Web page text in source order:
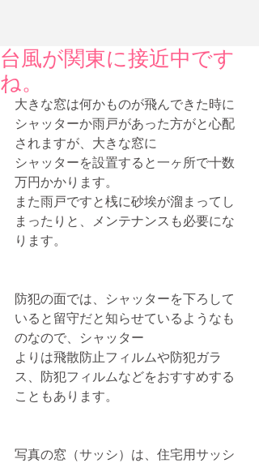
台風が関東に接近中です
ね。
大きな窓は何かものが飛んできた時に
シャッターか雨戸があった方がと心配
されますが、大きな窓に
シャッターを設置すると一ヶ所で十数
万円かかります。
また雨戸ですと桟に砂埃が溜まってし
まったりと、メンテナンスも必要にな
ります。
防犯の面では、シャッターを下ろして
いると留守だと知らせているようなも
のなので、シャッター
よりは飛散防止フィルムや防犯ガラ
ス、防犯フィルムなどをおすすめする
こともあります。
写真の窓（サッシ）は、住宅用サッシ